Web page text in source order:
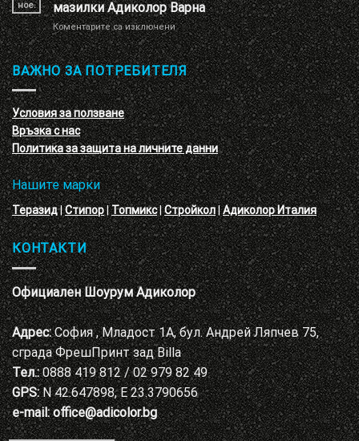
тухлички
–
кръгове
–
3D
ефект
с
VELE
материал
ное.
мазилки Адиколор Варна
Коментарите са изключениза
Презентация
и
обучение
на
декоративни
мазилки
Адиколор
Варна
ВАЖНО ЗА ПОТРЕБИТЕЛЯ
Условия за ползване
Връзка с нас
Политика за защита на личните данни
Нашите марки
Теразид|Стипор|Топмикс|Стройкол|Адиколор Италия
КОНТАКТИ
Официален Шоурум Адиколор
Адрес:София , Младост 1А, бул. Андрей Ляпчев 75,
сграда ФрешПринт зад Billa
Тел.:0888 419 812 / 02 979 82 49
GPS:N 42.647898, E 23.3790656
e-mail: office@adicolor.bg